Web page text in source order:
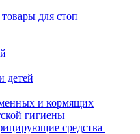
для стоп
детей
и кормящих
гигиены
средства